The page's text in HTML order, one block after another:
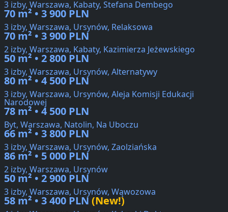
3 izby, Warszawa, Kabaty, Stefana Dembego
70 m² • 3 900 PLN
3 izby, Warszawa, Ursynów, Relaksowa
70 m² • 3 900 PLN
2 izby, Warszawa, Kabaty, Kazimierza Jeżewskiego
50 m² • 2 800 PLN
3 izby, Warszawa, Ursynów, Alternatywy
80 m² • 4 500 PLN
3 izby, Warszawa, Ursynów, Aleja Komisji Edukacji
Narodowej
78 m² • 4 500 PLN
Byt, Warszawa, Natolin, Na Uboczu
66 m² • 3 800 PLN
3 izby, Warszawa, Ursynów, Zaolziańska
86 m² • 5 000 PLN
2 izby, Warszawa, Ursynów
50 m² • 2 900 PLN
3 izby, Warszawa, Ursynów, Wąwozowa
58 m² • 3 400 PLN(New!)